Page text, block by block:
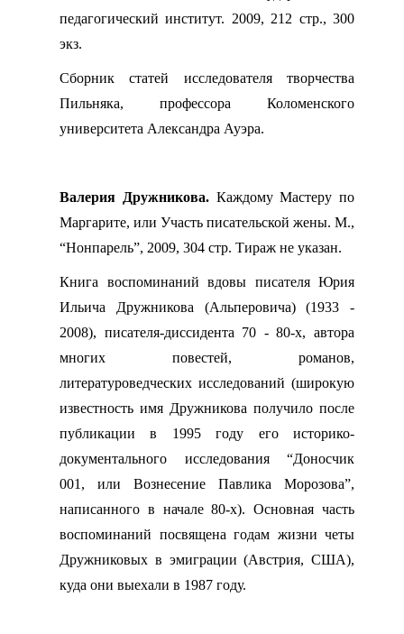
педагогический институт. 2009, 212 стр., 300
экз.
Сборник статей исследователя творчества
Пильняка, профессора Коломенского
университета Александра Ауэра.
Валерия Дружникова.Каждому Мастеру по
Маргарите, или Участь писательской жены. М.,
“Нонпарель”, 2009, 304 стр. Тираж не указан.
Книга воспоминаний вдовы писателя Юрия
Ильича Дружникова (Альперовича) (1933 -
2008), писателя-диссидента 70 - 80-х, автора
многих повестей, романов,
литературоведческих исследований (широкую
известность имя Дружникова получило после
публикации в 1995 году его историко-
документального исследования “Доносчик
001, или Вознесение Павлика Морозова”,
написанного в начале 80-х). Основная часть
воспоминаний посвящена годам жизни четы
Дружниковых в эмиграции (Австрия, США),
куда они выехали в 1987 году.